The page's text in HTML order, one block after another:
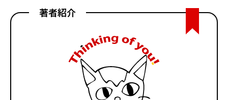
著者紹介